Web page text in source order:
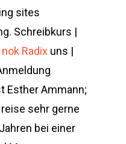
sites
Schreibkurs |
nok Radix uns |
Esther Ammann;
sehr gerne
bei einer